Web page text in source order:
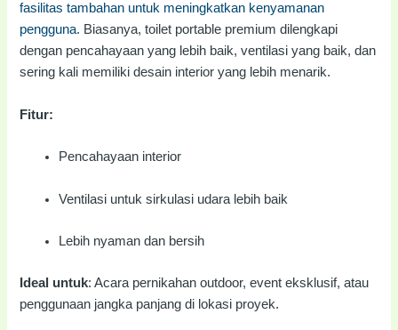
fasilitas tambahan untuk meningkatkan kenyamanan
pengguna. Biasanya, toilet portable premium dilengkapi
dengan pencahayaan yang lebih baik, ventilasi yang baik, dan
sering kali memiliki desain interior yang lebih menarik.
Fitur:
Pencahayaan interior
Ventilasi untuk sirkulasi udara lebih baik
Lebih nyaman dan bersih
Ideal untuk: Acara pernikahan outdoor, event eksklusif, atau
penggunaan jangka panjang di lokasi proyek.